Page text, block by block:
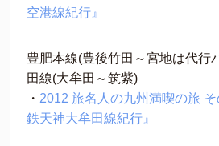
空港線紀行』
豊肥本線(豊後竹田～宮地は代行
田線(大牟田～筑紫)
・ 2012 旅名人の九州満喫の旅
鉄天神大牟田線紀行』